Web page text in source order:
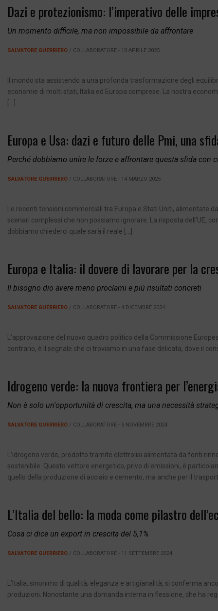
Dazi e protezionismo: l’imperativo delle
Un momento difficile, ma non impossibile da affrontare
SALVATORE GUERRIERO / COLLABORATORE - 10 APRILE 2025
Il mondo sta assistendo a una profonda trasformazione degli
economie di molti stati, Italia ed Europa comprese. La nostra
[…]
Europa e Usa: dazi e futuro delle Pmi, una
Perché dobbiamo unire le forze e affrontare questa sfida con
SALVATORE GUERRIERO / COLLABORATORE - 14 MARZO 2025
Le recenti tensioni commerciali tra Europa e Stati Uniti, alimentate
scenari complessi che non possiamo ignorare. La risposta dell’UE,
dobbiamo chiederci quale sarà il reale […]
Europa e Italia: il dovere di lavorare per la
Il bisogno dio avere meno proclami e più risultati concreti
SALVATORE GUERRIERO / COLLABORATORE - 4 DICEMBRE 2024
L’approvazione del nuovo quadro politico della Commissione
contrario, è il segnale che ci troviamo in una fase delicata, dove il
Idrogeno verde: la nuova frontiera per
Non è solo un'opportunità di crescita, ma una necessità
SALVATORE GUERRIERO / COLLABORATORE - 5 NOVEMBRE 2024
L’idrogeno verde, prodotto tramite elettrolisi alimentata da fonti
sostenibile. Questo vettore energetico, privo di emissioni, è
quello della produzione di acciaio e cemento, ma anche per il
L’Italia del bello: la moda come pilastro
Cosa ci dice un export in crescita del 5,1%
SALVATORE GUERRIERO / COLLABORATORE - 11 SETTEMBRE 2024
L’Italia, sinonimo di qualità, eleganza e artigianalità, si conferma
produzioni. Nonostante una domanda interna in flessione, che ha